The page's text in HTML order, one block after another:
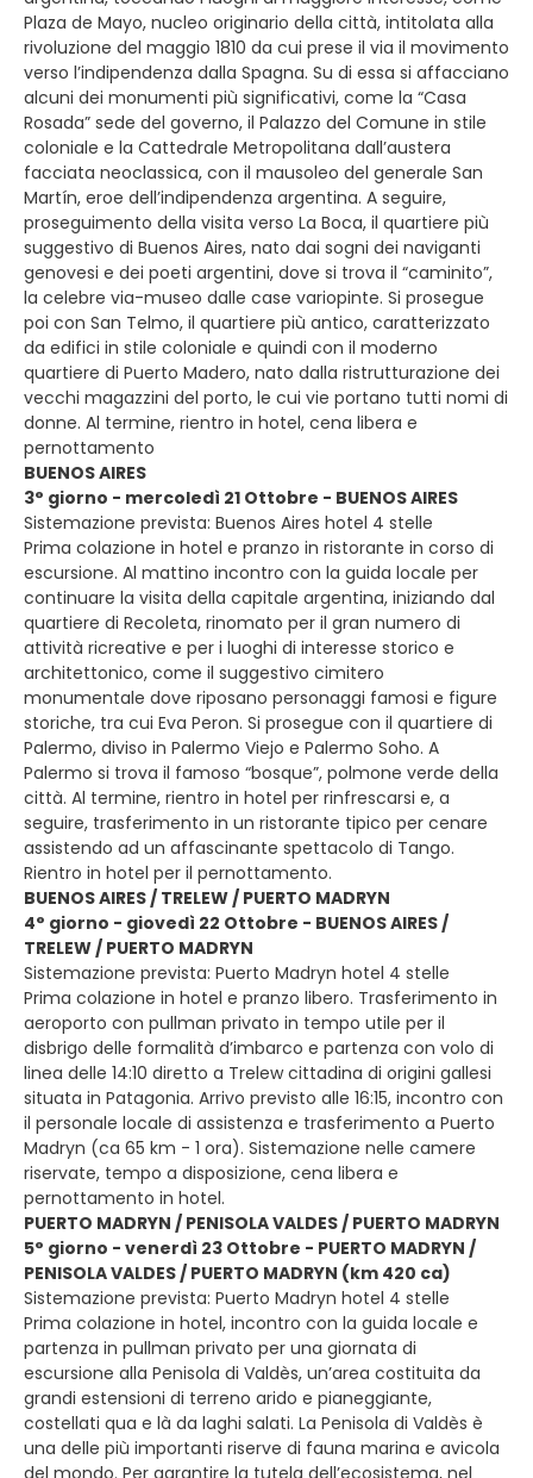
Plaza de Mayo, nucleo originario della città, intitolata alla
rivoluzione del maggio 1810 da cui prese il via il movimento
verso l’indipendenza dalla Spagna. Su di essa si affacciano
alcuni dei monumenti più significativi, come la “Casa
Rosada” sede del governo, il Palazzo del Comune in stile
coloniale e la Cattedrale Metropolitana dall’austera
facciata neoclassica, con il mausoleo del generale San
Martín, eroe dell’indipendenza argentina. A seguire,
proseguimento della visita verso La Boca, il quartiere più
suggestivo di Buenos Aires, nato dai sogni dei naviganti
genovesi e dei poeti argentini, dove si trova il “caminito”,
la celebre via-museo dalle case variopinte. Si prosegue
poi con San Telmo, il quartiere più antico, caratterizzato
da edifici in stile coloniale e quindi con il moderno
quartiere di Puerto Madero, nato dalla ristrutturazione dei
vecchi magazzini del porto, le cui vie portano tutti nomi di
donne. Al termine, rientro in hotel, cena libera e
pernottamento
BUENOS AIRES
3° giorno - mercoledì 21 Ottobre - BUENOS AIRES
Sistemazione prevista: Buenos Aires hotel 4 stelle
Prima colazione in hotel e pranzo in ristorante in corso di
escursione. Al mattino incontro con la guida locale per
continuare la visita della capitale argentina, iniziando dal
quartiere di Recoleta, rinomato per il gran numero di
attività ricreative e per i luoghi di interesse storico e
architettonico, come il suggestivo cimitero
monumentale dove riposano personaggi famosi e figure
storiche, tra cui Eva Peron. Si prosegue con il quartiere di
Palermo, diviso in Palermo Viejo e Palermo Soho. A
Palermo si trova il famoso “bosque”, polmone verde della
città. Al termine, rientro in hotel per rinfrescarsi e, a
seguire, trasferimento in un ristorante tipico per cenare
assistendo ad un affascinante spettacolo di Tango.
Rientro in hotel per il pernottamento.
BUENOS AIRES / TRELEW / PUERTO MADRYN
4° giorno - giovedì 22 Ottobre - BUENOS AIRES /
TRELEW / PUERTO MADRYN
Sistemazione prevista: Puerto Madryn hotel 4 stelle
Prima colazione in hotel e pranzo libero. Trasferimento in
aeroporto con pullman privato in tempo utile per il
disbrigo delle formalità d’imbarco e partenza con volo di
linea delle 14:10 diretto a Trelew cittadina di origini gallesi
situata in Patagonia. Arrivo previsto alle 16:15, incontro con
il personale locale di assistenza e trasferimento a Puerto
Madryn (ca 65 km - 1 ora). Sistemazione nelle camere
riservate, tempo a disposizione, cena libera e
pernottamento in hotel.
PUERTO MADRYN / PENISOLA VALDES / PUERTO MADRYN
5° giorno - venerdì 23 Ottobre - PUERTO MADRYN /
PENISOLA VALDES / PUERTO MADRYN (km 420 ca)
Sistemazione prevista: Puerto Madryn hotel 4 stelle
Prima colazione in hotel, incontro con la guida locale e
partenza in pullman privato per una giornata di
escursione alla Penisola di Valdès, un’area costituita da
grandi estensioni di terreno arido e pianeggiante,
costellati qua e là da laghi salati. La Penisola di Valdès è
una delle più importanti riserve di fauna marina e avicola
del mondo. Per garantire la tutela dell’ecosistema, nel